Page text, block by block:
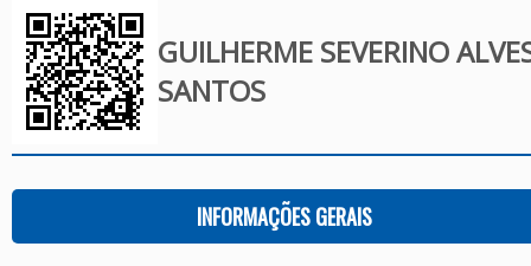
GUILHERME SEVERINO
SANTOS
INFORMAÇÕES GERAIS